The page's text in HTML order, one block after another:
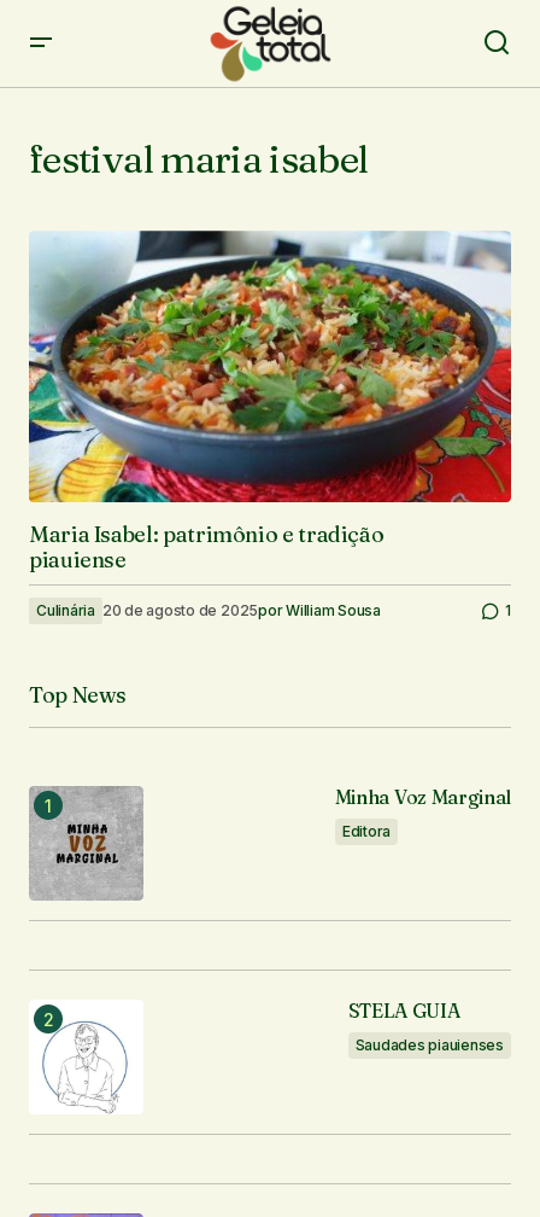
festival maria isabel
Maria Isabel: patrimônio e tradição
piauiense
Culinária 20 de agosto de 2025porWilliam Sousa 1
Top News
Minha Voz Marginal
Editora
STELA GUIA
Saudades piauienses